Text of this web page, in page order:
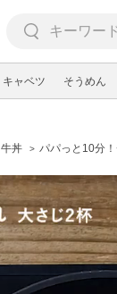
キャベツ そうめん
牛丼 パパっと10分